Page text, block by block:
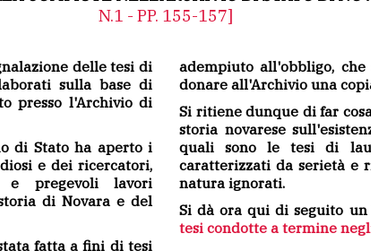
N.1 - PP. 155-157]
delle tesi di
sulla base di
presso l'Archivio di
di Stato ha aperto i
e dei ricercatori,
e pregevoli lavori
di Novara e del
fatta a fini di tesi
adempiuto all'obbligo,
donare all'Archivio una
Si ritiene dunque di far
storia novarese
quali sono le tesi di
caratterizzati da serietà e
natura ignorati.
Si dà ora qui di seguito
tesi condotte a termine